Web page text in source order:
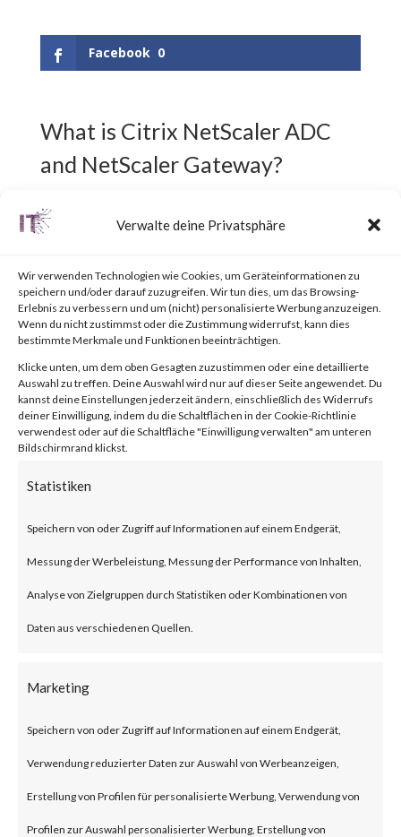
Verwalte deine Privatsphäre
Wir verwenden Technologien wie Cookies, um Geräteinformationen zu
speichern und/oder darauf zuzugreifen. Wir tun dies, um das Browsing-
Erlebnis zu verbessern und um (nicht) personalisierte Werbung anzuzeigen.
Wenn du nicht zustimmst oder die Zustimmung widerrufst, kann dies
bestimmte Merkmale und Funktionen beeinträchtigen.
Klicke unten, um dem oben Gesagten zuzustimmen oder eine detaillierte
Auswahl zu treffen. Deine Auswahl wird nur auf dieser Seite angewendet. Du
kannst deine Einstellungen jederzeit ändern, einschließlich des Widerrufs
deiner Einwilligung, indem du die Schaltflächen in der Cookie-Richtlinie
verwendest oder auf die Schaltfläche "Einwilligung verwalten" am unteren
Bildschirmrand klickst.
Statistiken
Speichern von oder Zugriff auf Informationen auf einem Endgerät,
Messung der Werbeleistung, Messung der Performance von Inhalten,
Analyse von Zielgruppen durch Statistiken oder Kombinationen von
Daten aus verschiedenen Quellen.
Marketing
Speichern von oder Zugriff auf Informationen auf einem Endgerät,
Verwendung reduzierter Daten zur Auswahl von Werbeanzeigen,
Erstellung von Profilen für personalisierte Werbung, Verwendung von
Profilen zur Auswahl personalisierter Werbung, Erstellung von
Facebook 0
What is Citrix NetScaler ADC
and NetScaler Gateway?
Citrix NetScaler ADC,
is an Application Delivery
Controller (ADC) designed to
achieve secure and optimized
network traffic.
Citrix NetScaler Gateway,
previously known as Citrix
designed to provide secure and
optimized remote access.
What is the Attack?
According to the advisory